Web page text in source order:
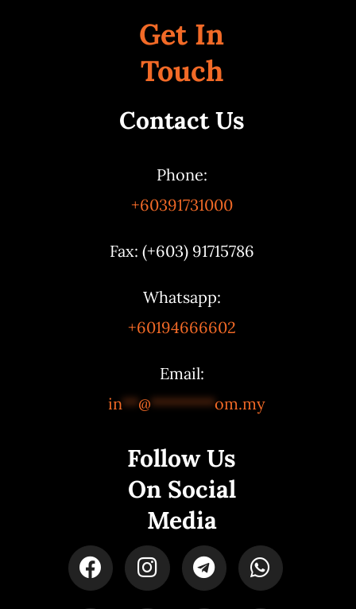
Get In
Touch
Contact Us
Phone:
+60391731000
Fax: (+603) 91715786
Whatsapp:
+60194666602
Email:
in**@********om.my
Follow Us
On Social
Media